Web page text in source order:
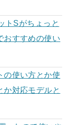
トSがちょっと
おすすめの使い
の使い方とか使
か対応モデルと